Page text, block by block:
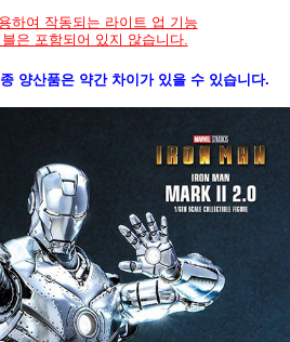
하여 작동되는 라이트 업 기능
은 포함되어 있지 않습니다.
양산품은 약간 차이가 있을 수 있습니다.